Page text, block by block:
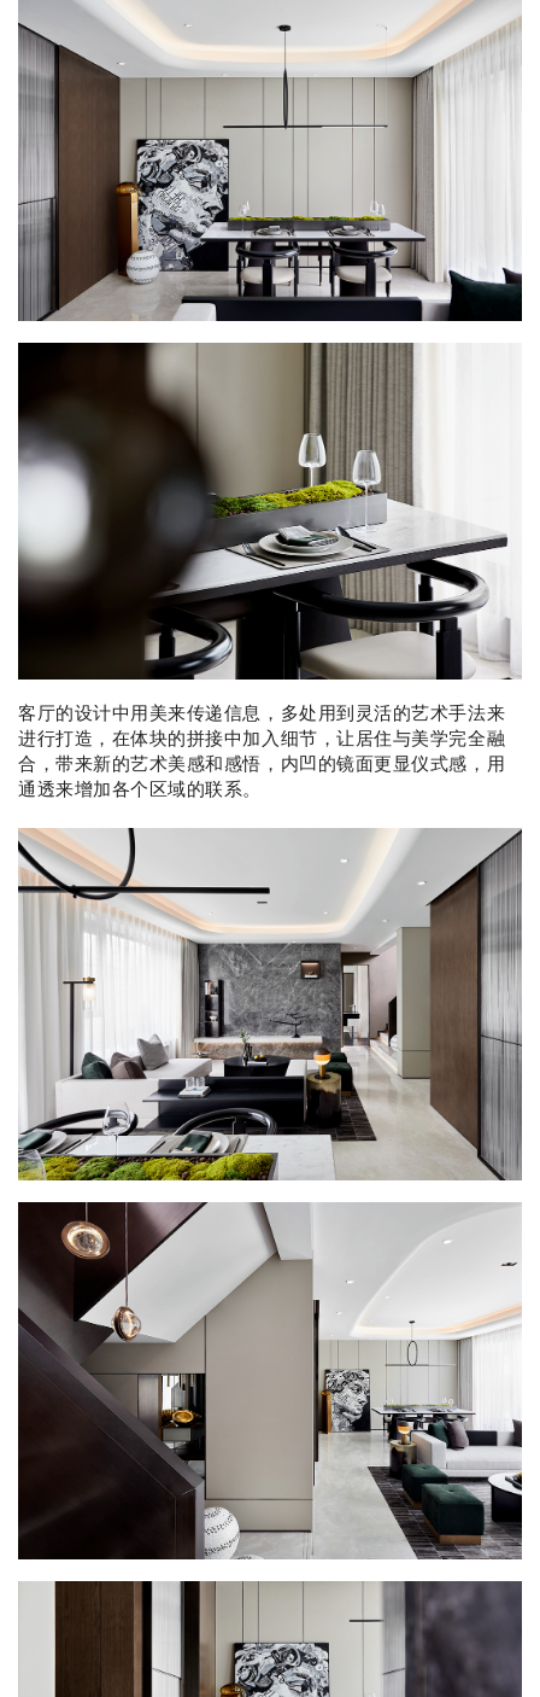
客厅的设计中用美来传递信息，多处用到灵活的艺术手法来
进行打造，在体块的拼接中加入细节，让居住与美学完全融
合，带来新的艺术美感和感悟，内凹的镜面更显仪式感，用
通透来增加各个区域的联系。